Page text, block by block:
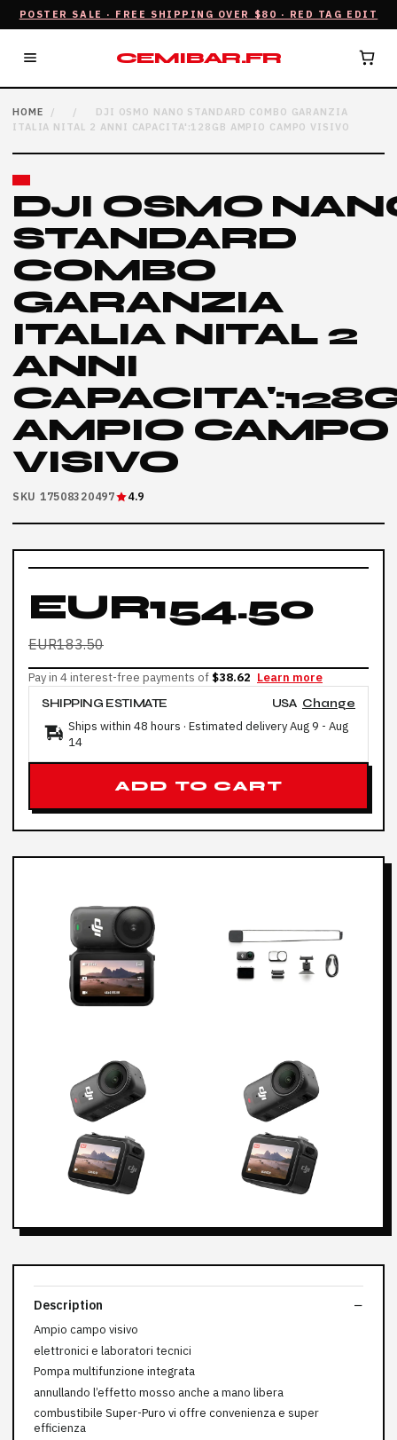
POSTER SALE · FREE SHIPPING OVER $80 · RED TAG EDIT
CEMIBAR.FR
HOME / /
DJI OSMO NANO STANDARD COMBO GARANZIA
ITALIA NITAL 2 ANNI CAPACITA':128GB AMPIO CAMPO VISIVO
DJI OSMO
STANDARD
COMBO
GARANZIA
ITALIA NITAL 2
ANNI
AMPIO CAMPO
VISIVO
SKU 17508320497 4.9
EUR154.50
EUR183.50
Pay in 4 interest-free payments of $38.62 Learn more
SHIPPING ESTIMATE
USA Change
Ships within 48 hours · Estimated deliveryAug 9 - Aug
14
ADD TO CART
Description
Ampio campo visivo
elettronici e laboratori tecnici
Pompa multifunzione integrata
annullando l’effetto mosso anche a mano libera
combustibile Super-Puro vi offre convenienza e super
efficienza